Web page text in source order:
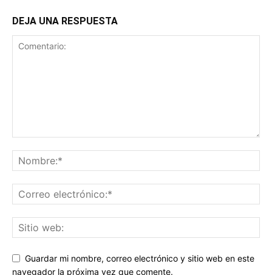
DEJA UNA RESPUESTA
Guardar mi nombre, correo electrónico y sitio web en este
navegador la próxima vez que comente.